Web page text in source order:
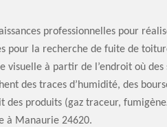
professionnelles pour
pour la recherche de fuite de
à partir de l’endroit où des
des traces d’humidité, des
produits (gaz traceur,
à Manaurie 24620.